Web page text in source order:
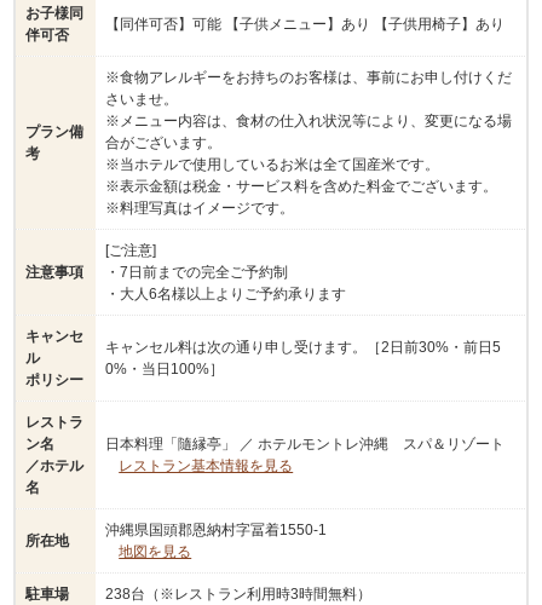
お子様同
伴可否
【同伴可否】可能 【子供メニュー】あり 【子供用椅子】あり
プラン備
考
※食物アレルギーをお持ちのお客様は、事前にお申し付けくだ
さいませ。
※メニュー内容は、食材の仕入れ状況等により、変更になる場
合がございます。
※当ホテルで使用しているお米は全て国産米です。
※表示金額は税金・サービス料を含めた料金でございます。
※料理写真はイメージです。
注意事項
[ご注意]
・7日前までの完全ご予約制
・大人6名様以上よりご予約承ります
キャンセ
ル
ポリシー
キャンセル料は次の通り申し受けます。［2日前30%・前日5
0%・当日100%］
レストラ
ン名
／ホテル
名
日本料理「隨縁亭」 ／ ホテルモントレ沖縄 スパ＆リゾート
レストラン基本情報を見る
所在地
沖縄県国頭郡恩納村字冨着1550-1
地図を見る
駐車場 238台（※レストラン利用時3時間無料）